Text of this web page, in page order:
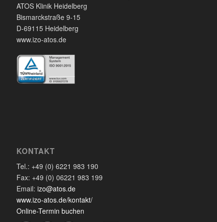
ATOS Klinik Heidelberg
Bismarckstraße 9-15
D-69115 Heidelberg
www.izo-atos.de
KONTAKT
Tel.: +49 (0) 6221 983 190
Fax: +49 (0) 06221 983 199
Email: izo@atos.de
www.izo-atos.de/kontakt/
Online-Termin buchen